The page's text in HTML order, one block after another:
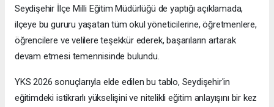
Seydişehir İlçe Milli Eğitim Müdürlüğü de yaptığı açıklamada,
ilçeye bu gururu yaşatan tüm okul yöneticilerine, öğretmenlere,
öğrencilere ve velilere teşekkür ederek, başarıların artarak
devam etmesi temennisinde bulundu.
YKS 2026 sonuçlarıyla elde edilen bu tablo, Seydişehir'in
eğitimdeki istikrarlı yükselişini ve nitelikli eğitim anlayışını bir kez